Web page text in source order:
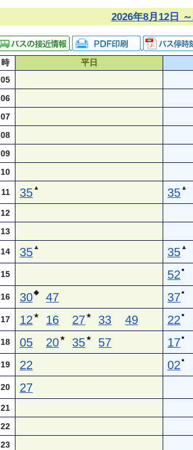
2026年8月12日
時 平日
05
06
07
08
09
10
11 35 ▲ 35 ▲
12
13
14 35 ▲ 35 ▲
15 52 ●
16 30◆ 47 37●
17 12 ★ 16 27★ 33 49 22 ●
18 05 20★ 35★ 57 17●
19 22 02 ●
20 27
21
22
23